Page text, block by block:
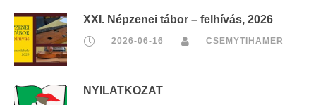
XXI. Népzenei tábor – felhívás, 2026
2026-06-16 CSEMYTIHAMER
NYILATKOZAT